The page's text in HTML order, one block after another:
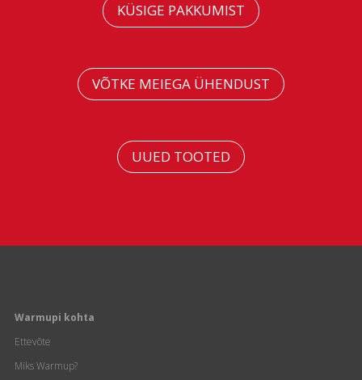
KÜSIGE PAKKUMIST
VÕTKE MEIEGA ÜHENDUST
UUED TOOTED
Warmupi kohta
Ettevõte
Miks Warmup?